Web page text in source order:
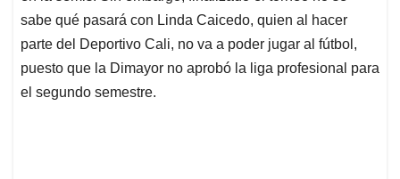
sabe qué pasará con Linda Caicedo, quien al hacer
parte del Deportivo Cali, no va a poder jugar al fútbol,
puesto que la Dimayor no aprobó la liga profesional para
el segundo semestre.